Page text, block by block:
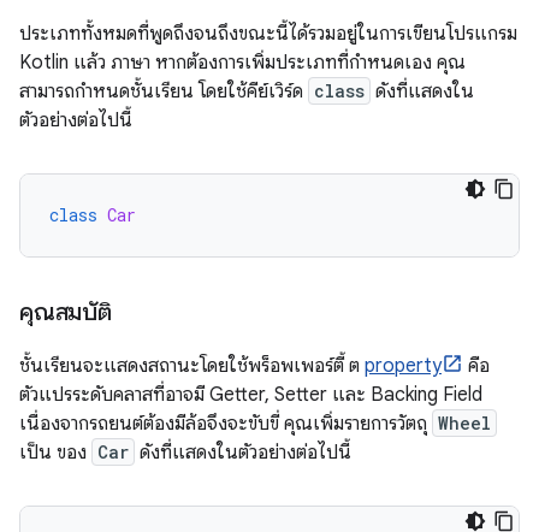
ประเภททั้งหมดที่พูดถึงจนถึงขณะนี้ได้รวมอยู่ในการเขียนโปรแกรม
Kotlin แล้ว ภาษา หากต้องการเพิ่มประเภทที่กำหนดเอง คุณ
สามารถกำหนดชั้นเรียน โดยใช้คีย์เวิร์ด class ดังที่แสดงใน
ตัวอย่างต่อไปนี้
class Car
คุณสมบัติ
ชั้นเรียนจะแสดงสถานะโดยใช้พร็อพเพอร์ตี้ ต property
คือ
ตัวแปรระดับคลาสที่อาจมี Getter, Setter และ Backing Field
เนื่องจากรถยนต์ต้องมีล้อจึงจะขับขี่ คุณเพิ่มรายการวัตถุ Wheel
เป็น ของ Car ดังที่แสดงในตัวอย่างต่อไปนี้